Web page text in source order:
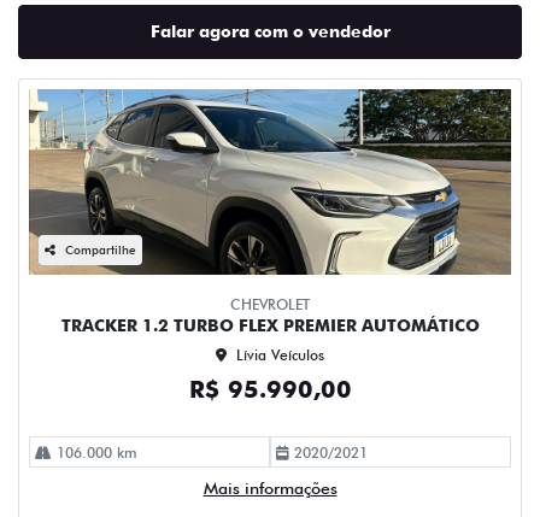
Falar agora com o vendedor
Compartilhe
CHEVROLET
TRACKER 1.2 TURBO FLEX PREMIER AUTOMÁTICO
Lívia Veículos
R$ 95.990,00
106.000 km 2020/2021
Mais informações